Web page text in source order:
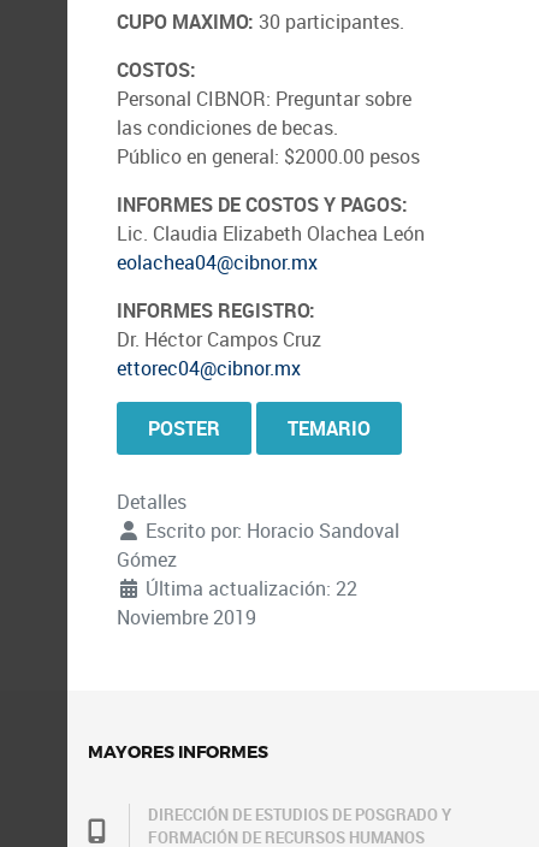
CUPO MAXIMO: 30 participantes.
COSTOS:
Personal CIBNOR: Preguntar sobre
las condiciones de becas.
Público en general: $2000.00 pesos
INFORMES DE COSTOS Y PAGOS:
Lic. Claudia Elizabeth Olachea León
eolachea04@cibnor.mx
INFORMES REGISTRO:
Dr. Héctor Campos Cruz
ettorec04@cibnor.mx
POSTER TEMARIO
Detalles
Escrito por: Horacio Sandoval
Gómez
Última actualización: 22
Noviembre 2019
MAYORES INFORMES
DIRECCIÓN DE ESTUDIOS DE POSGRADO Y
FORMACIÓN DE RECURSOS HUMANOS